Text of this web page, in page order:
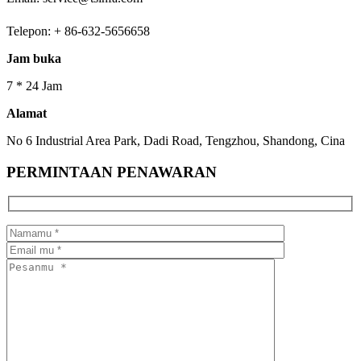
Telepon: + 86-632-5656658
Jam buka
7 * 24 Jam
Alamat
No 6 Industrial Area Park, Dadi Road, Tengzhou, Shandong, Cina
PERMINTAAN PENAWARAN